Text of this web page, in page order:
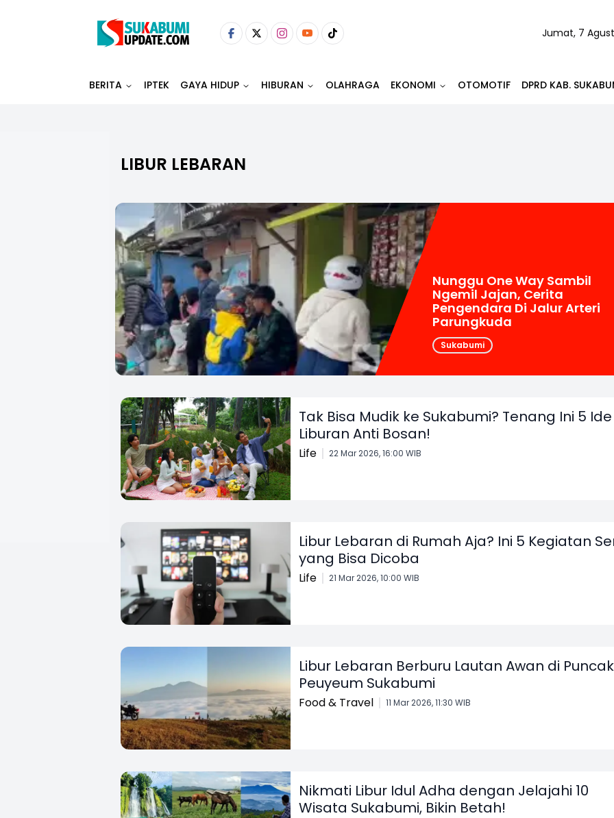
Jumat, 7
BERITA IPTEK GAYA HIDUP HIBURAN OLAHRAGA EKONOMI OTOMOTIF DPRD KAB.
LIBUR LEBARAN
Nunggu One Way Sambil
Ngemil Jajan, Cerita
Pengendara Di Jalur Arteri
Parungkuda
Sukabumi
Tak Bisa Mudik ke Sukabumi? Tenang Ini 5 Ide
Liburan Anti Bosan!
Life 22 Mar 2026, 16:00 WIB
Libur Lebaran di Rumah Aja? Ini 5 Kegiatan
yang Bisa Dicoba
Life 21 Mar 2026, 10:00 WIB
Libur Lebaran Berburu Lautan Awan di Puncak
Peuyeum Sukabumi
Food & Travel 11 Mar 2026, 11:30 WIB
Nikmati Libur Idul Adha dengan Jelajahi 10
Wisata Sukabumi, Bikin Betah!